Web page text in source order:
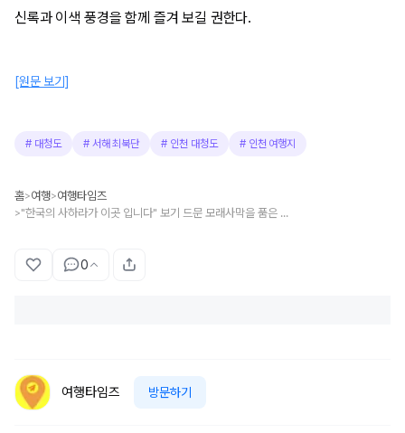
신록과 이색 풍경을 함께 즐겨 보길 권한다.
[원문 보기]
# 대청도 # 서해 최북단 # 인천 대청도 # 인천 여행지
홈>여행>여행타임즈
> "한국의 사하라가 이곳 입니다" 보기 드문 모래사막을 품은 여름 바다 여행지
0
여행타임즈 방문하기